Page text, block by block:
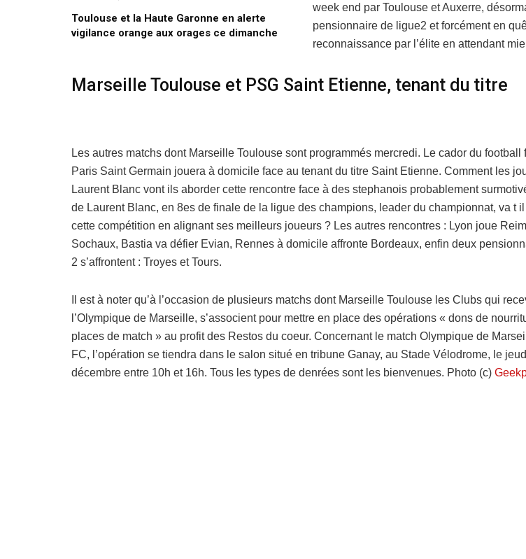
Toulouse et la Haute Garonne en alerte
vigilance orange aux orages ce dimanche
week end par Toulouse et Auxerre,
pensionnaire de ligue2 et forcément en
reconnaissance par l’élite en attendant
Marseille Toulouse et PSG Saint Etienne, tenant du titre
Les autres matchs dont Marseille Toulouse sont programmés mercredi. Le cador du football
Paris Saint Germain jouera à domicile face au tenant du titre Saint Etienne. Comment les
Laurent Blanc vont ils aborder cette rencontre face à des stephanois probablement
de Laurent Blanc, en 8es de finale de la ligue des champions, leader du championnat, va t
cette compétition en alignant ses meilleurs joueurs ? Les autres rencontres : Lyon joue
Sochaux, Bastia va défier Evian, Rennes à domicile affronte Bordeaux, enfin deux
2 s’affrontent : Troyes et Tours.
Il est à noter qu’à l’occasion de plusieurs matchs dont Marseille Toulouse les Clubs qui
l’Olympique de Marseille, s’associent pour mettre en place des opérations « dons de
places de match » au profit des Restos du coeur. Concernant le match Olympique de
FC, l’opération se tiendra dans le salon situé en tribune Ganay, au Stade Vélodrome, le
décembre entre 10h et 16h. Tous les types de denrées sont les bienvenues. Photo (c)